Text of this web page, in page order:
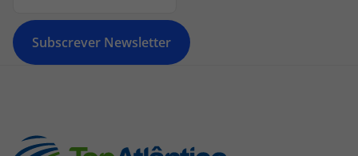
Subscrever Newsletter